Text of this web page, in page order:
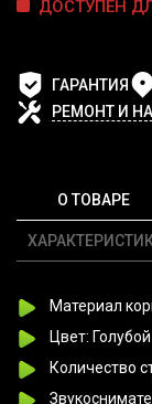
ДОСТУПЕН
ГАРАНТИЯ
РЕМОНТ И
О ТОВАРЕ
Материал
Цвет: Голубой
Количество